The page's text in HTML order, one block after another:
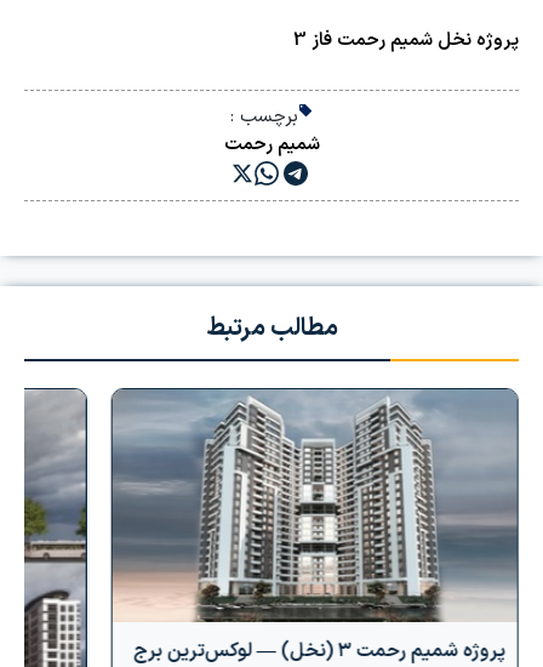
پروژه نخل شمیم رحمت فاز 3
برچسب :
شمیم رحمت
مطالب مرتبط
پروژه شمیم رحمت ۳ (نخل) — لوکس‌ترین برج